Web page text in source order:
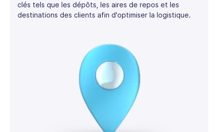
clés tels que les dépôts, les aires de repos et les
destinations des clients afin d'optimiser la logistique.